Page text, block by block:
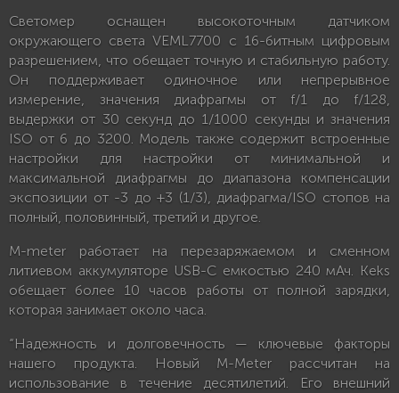
Светомер оснащен высокоточным датчиком
окружающего света VEML7700 с 16-битным цифровым
разрешением, что обещает точную и стабильную работу.
Он поддерживает одиночное или непрерывное
измерение, значения диафрагмы от f/1 до f/128,
выдержки от 30 секунд до 1/1000 секунды и значения
ISO от 6 до 3200. Модель также содержит встроенные
настройки для настройки от минимальной и
максимальной диафрагмы до диапазона компенсации
экспозиции от -3 до +3 (1/3), диафрагма/ISO стопов на
полный, половинный, третий и другое.
M-meter работает на перезаряжаемом и сменном
литиевом аккумуляторе USB-C емкостью 240 мАч. Keks
обещает более 10 часов работы от полной зарядки,
которая занимает около часа.
“Надежность и долговечность — ключевые факторы
нашего продукта. Новый M-Meter рассчитан на
использование в течение десятилетий. Его внешний